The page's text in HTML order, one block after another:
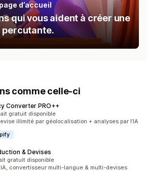
d’accueil
qui vous aident à créer une
percutante.
comme celle-ci
Converter PRO++
gratuit disponible
illimité par géolocalisation + analyses par l’IA
& Devises
gratuit disponible
convertisseur multi-langue & multi-devises